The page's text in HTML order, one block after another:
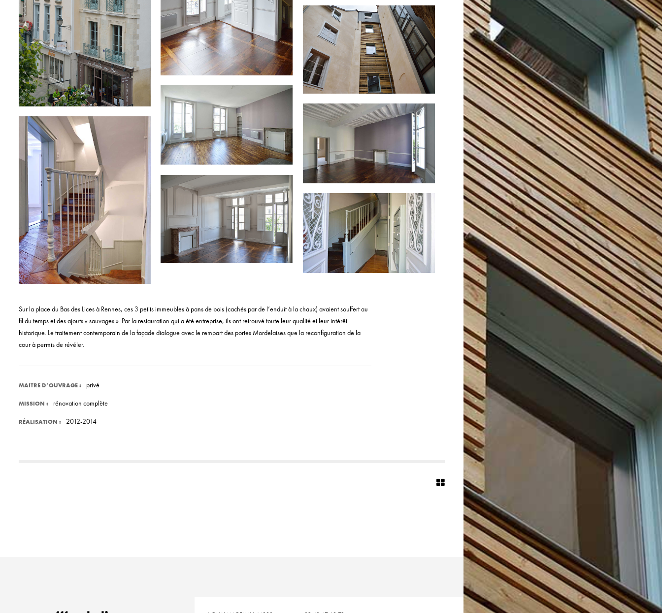
Sur la place du Bas des Lices à Rennes, ces 3 petits immeubles à pans de bois (cachés par de l’enduit à la chaux) avaient souffert au
fil du temps et des ajouts « sauvages ». Par la restauration qui a été entreprise, ils ont retrouvé toute leur qualité et leur intérêt
historique. Le traitement contemporain de la façade dialogue avec le rempart des portes Mordelaises que la reconfiguration de la
cour à permis de révéler.
MAITRE D’OUVRAGE : privé
MISSION : rénovation complète
RÉALISATION : 2012-2014